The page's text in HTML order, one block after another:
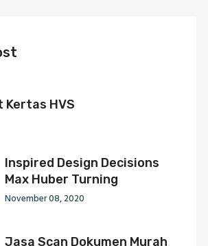
Kertas HVS
Inspired Design Decisions
Max Huber Turning
November 08, 2020
Jasa Scan Dokumen Murah